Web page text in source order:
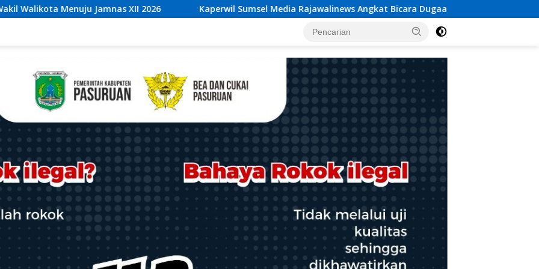
XII 2026 Kaperwil Sumsel Media Rajawalinews Angkat Bicara Dugaan Penggelapan Dana Desa Rp 84 Juta,